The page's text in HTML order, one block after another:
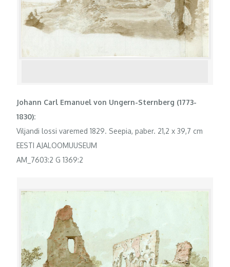
Johann Carl Emanuel von Ungern-Sternberg (1773-
1830):
Viljandi lossi varemed 1829. Seepia, paber. 21,2 x 39,7 cm
EESTI AJALOOMUUSEUM
AM_7603:2 G 1369:2